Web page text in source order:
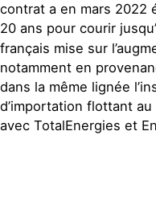
contrat a en mars 2022
20 ans pour courir
français mise sur
notamment en
dans la même lignée
d’importation flottant
avec TotalEnergies et